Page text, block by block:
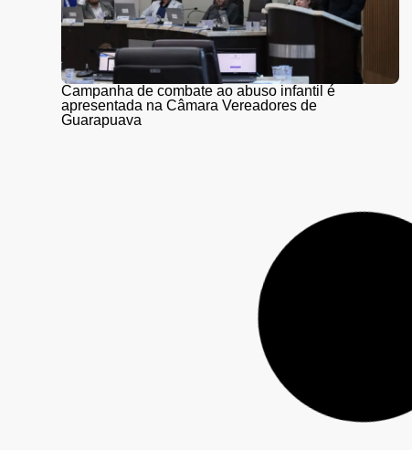
Campanha de combate ao abuso infantil é
apresentada na Câmara Vereadores de
Guarapuava
rochas entre Guarapuava e Turvo nesta quinta (6) e
UTFPR abre inscrições para o Vestibular 2027 com
179 vagas em Guarapuava; provas serão aplicadas